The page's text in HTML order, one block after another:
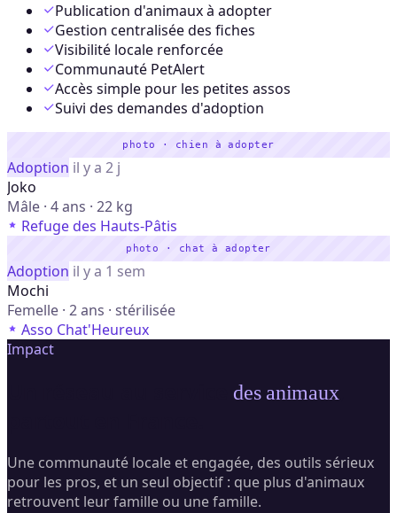
Publication d'animaux à adopter
Gestion centralisée des fiches
Visibilité locale renforcée
Communauté PetAlert
Accès simple pour les petites assos
Suivi des demandes d'adoption
photo · chien à adopter
Adoption il y a 2 j
Joko
Mâle · 4 ans · 22 kg
Refuge des Hauts-Pâtis
photo · chat à adopter
Adoption il y a 1 sem
Mochi
Femelle · 2 ans · stérilisée
Asso Chat'Heureux
Impact
des animaux,
Une communauté locale et engagée, des outils sérieux
pour les pros, et un seul objectif : que plus d'animaux
retrouvent leur famille ou une famille.